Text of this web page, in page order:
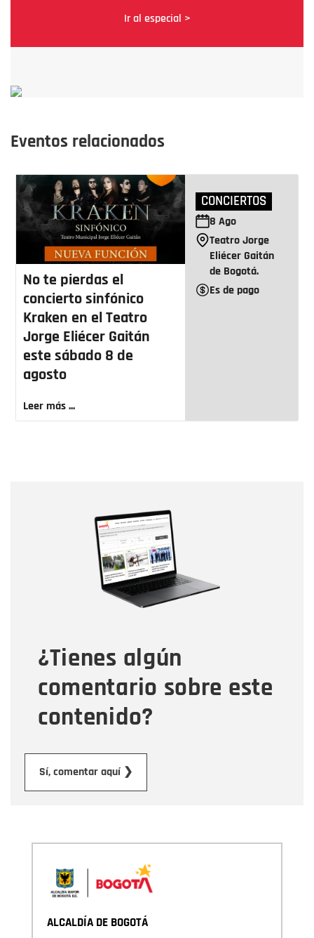
Ir al especial >
Eventos relacionados
No te pierdas el
concierto sinfónico
Kraken en el Teatro
Jorge Eliécer Gaitán
este sábado 8 de
agosto
Leer más ...
CONCIERTOS
8 Ago
Teatro Jorge
Eliécer Gaitán
de Bogotá.
Es de pago
¿Tienes algún
comentario sobre este
contenido?
Sí, comentar aquí ❯
Correo electrónico
Tipo de comentario
Mensaje
ALCALDÍA DE BOGOTÁ